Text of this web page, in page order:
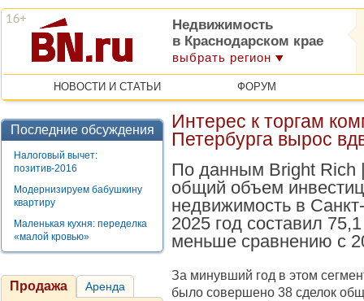
Недвижимость
в Краснодарском крае
выбрать регион
НОВОСТИ И СТАТЬИ ФОРУМ
Последние обсуждения
Налоговый вычет:
позитив-2016
Модернизируем бабушкину
квартиру
Маленькая кухня: переделка
«малой кровью»
Продажа Аренда
Интерес к торгам
Петербурга вырос
По данным Bright Rich
общий объем
недвижимость в
2025 год составил
меньше сравнению с
За минувший год в этом
было совершено 38 сделок